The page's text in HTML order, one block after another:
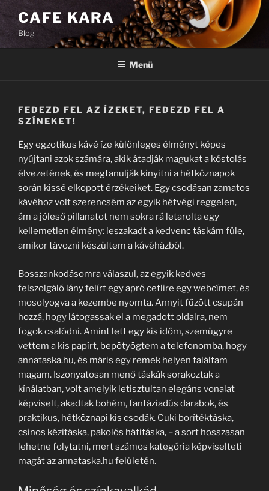
Tartalomhoz
CAFE KARA
Blog
Menü
FEDEZD FEL AZ ÍZEKET, FEDEZD FEL A
SZÍNEKET!
Egy egzotikus kávé íze különleges élményt képes
nyújtani azok számára, akik átadják magukat a kóstolás
élvezetének, és megtanulják kinyitni a hétköznapok
során kissé elkopott érzékeiket. Egy csodásan zamatos
kávéhoz volt szerencsém az egyik hétvégi reggelen,
ám a jóleső pillanatot nem sokra rá letarolta egy
kellemetlen élmény: leszakadt a kedvenc táskám füle,
amikor távozni készültem a kávéházból.
Bosszankodásomra válaszul, az egyik kedves
felszolgáló lány felírt egy apró cetlire egy webcímet, és
mosolyogva a kezembe nyomta. Annyit fűzött csupán
hozzá, hogy látogassak el a megadott oldalra, nem
fogok csalódni. Amint lett egy kis időm, szemügyre
vettem a kis papírt, bepötyögtem a telefonomba, hogy
annataska.hu, és máris egy remek helyen találtam
magam. Iszonyatosan menő táskák sorakoztak a
kínálatban, volt amelyik letisztultan elegáns vonalat
képviselt, akadtak bohém, fantáziadús darabok, és
praktikus, hétköznapi kis csodák. Cuki borítéktáska,
csinos kézitáska, pakolós hátitáska, – a sort hosszasan
lehetne folytatni, mert számos kategória képviselteti
magát az annataska.hu felületén.